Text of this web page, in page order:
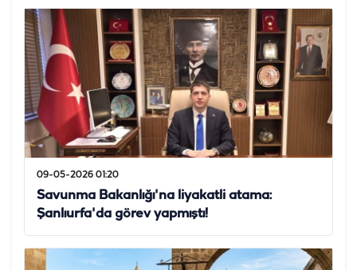
09-05-2026 01:20
Savunma Bakanlığı'na liyakatli atama:
Şanlıurfa'da görev yapmıştı!